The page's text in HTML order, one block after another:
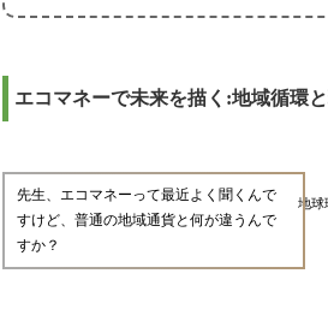
エコマネーで未来を描く:地域循環
地球
先生、エコマネーって最近よく聞くんで
すけど、普通の地域通貨と何が違うんで
すか？